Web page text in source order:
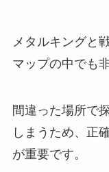
メタルキングと
マップの中でも
間違った場所で
しまうため、正
が重要です。